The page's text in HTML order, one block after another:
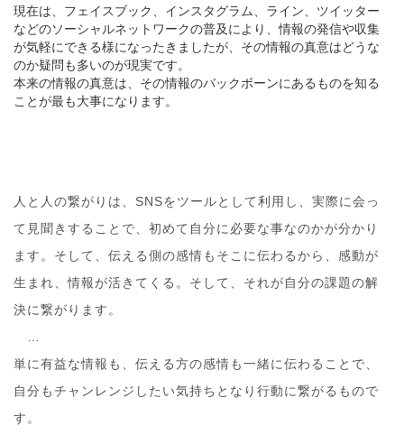
現在は、フェイスブック、インスタグラム、ライン、ツイ ッター
などのソーシャルネットワークの普及により、情報の発信や収集
が気軽にできる様になったきましたが、その情報の真意はどうな
のか疑問も多いのが現実です。
本来の情報の真意は、その情報のバックボーンにあるものを知る
ことが最も大事になります。
人と人の繋がりは、SNSをツールとして利用し、実際に会っ
て見聞きすることで、初めて自分に必要な事なのかが分かり
ます。そして、伝える側の感情もそこに伝わるから
、感動が
生まれ、情報が活きてくる。そして、それが自分の課題の解
決に繋がります。
単に有益な情報も、伝える方の感情も一緒に伝わることで
自分もチャンレンジしたい気持ちとなり行動に繋がるもので
す。